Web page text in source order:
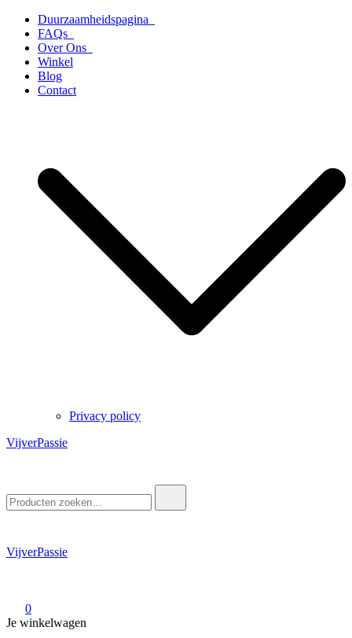
naar
inhoud
Duurzaamheidspagina
FAQs
Over Ons
Winkel
Blog
Contact
Privacy policy
VijverPassie
naar:
VijverPassie
0
Je winkelwagen